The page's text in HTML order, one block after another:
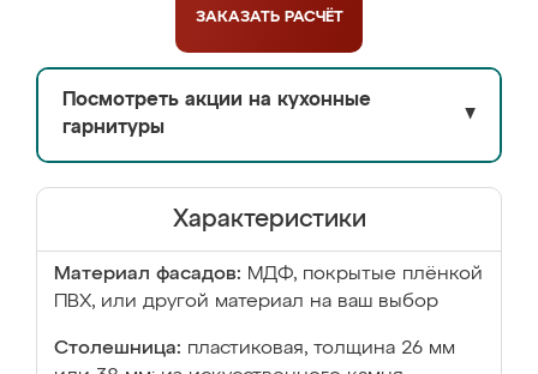
ЗАКАЗАТЬ РАСЧЁТ
Посмотреть акции на кухонные
гарнитуры
▼
Характеристики
Материал фасадов: МДФ, покрытые плёнкой
ПВХ, или другой материал на ваш выбор
Столешница: пластиковая, толщина 26 мм